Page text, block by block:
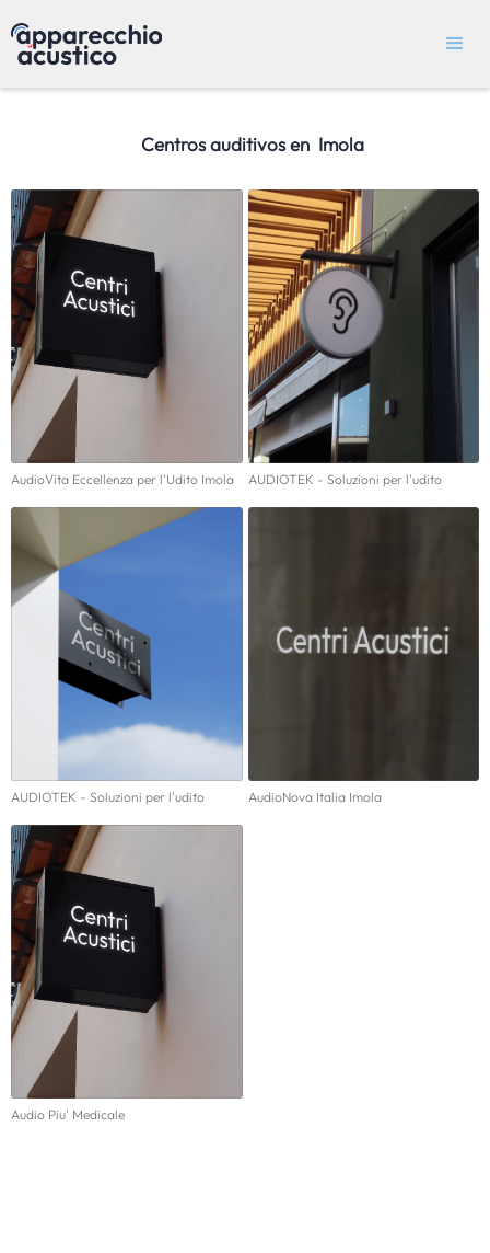
Centros auditivos en Imola
AudioVita Eccellenza per l'Udito Imola AUDIOTEK - Soluzioni per l'udito
AUDIOTEK - Soluzioni per l'udito AudioNova Italia Imola
Audio Piu' Medicale